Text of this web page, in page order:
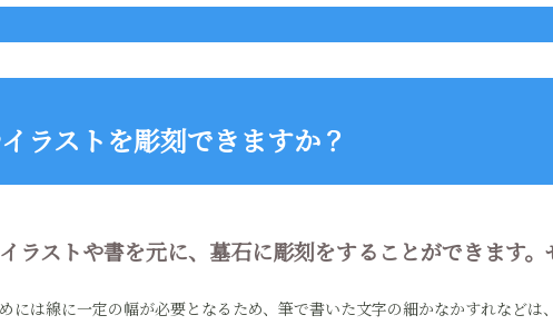
ラストを彫刻できますか？
ラストや書を元に、墓石に彫刻をすることができます。
には線に一定の幅が必要となるため、筆で書いた文字の細かなかすれなど